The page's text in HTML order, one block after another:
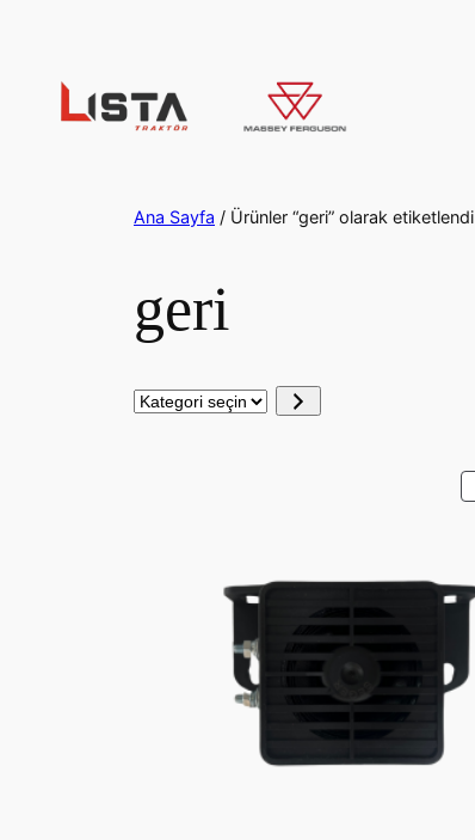
Ana Sayfa / Ürünler “geri” olarak etiketlendi
geri
Kategori